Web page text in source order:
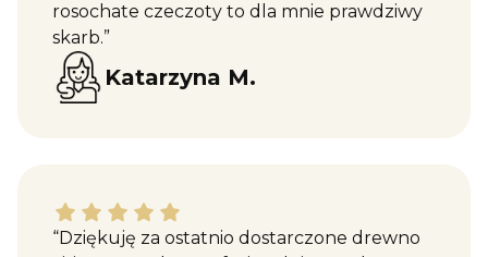
rosochate czeczoty to dla mnie prawdziwy
skarb.”
Katarzyna M.
Maciej W. dał ocenę: 5
“Dziękuję za ostatnio dostarczone drewno